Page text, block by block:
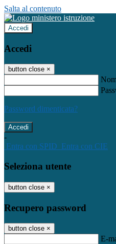
Salta al contenuto
Accedi
Accedi
button close ×
Password dimenticata?
-
Entra con SPID Entra con CIE
Seleziona utente
button close ×
Recupero password
button close ×
E-